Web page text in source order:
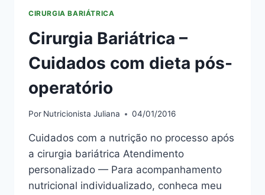
CIRURGIA BARIÁTRICA
Cirurgia Bariátrica –
Cuidados com dieta pós-
operatório
Por Nutricionista Juliana 04/01/2016
Cuidados com a nutrição no processo após
a cirurgia bariátrica Atendimento
personalizado — Para acompanhamento
nutricional individualizado, conheca meu